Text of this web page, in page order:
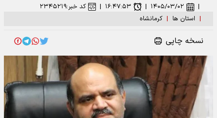
| استان ها | کرمانشاه
| ۱۴۰۵/۰۳/۰۲ | ۱۶:۴۷:۵۳ | کد خبر:۲۳۴۵۲۱۹
نسخه چاپی